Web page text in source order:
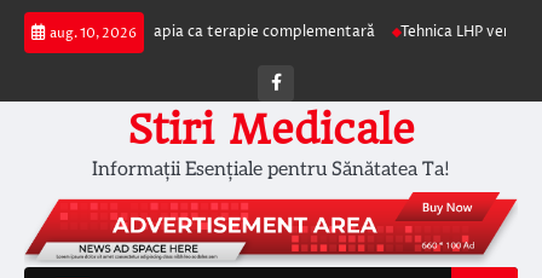
Skip
aug. 10, 2026
autohemoterapia ca terapie complementară Tehnica LHP versus
Facebook
Stiri Medicale
Informații Esențiale pentru Sănătatea Ta!